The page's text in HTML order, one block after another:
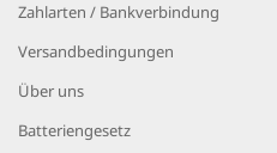
Zahlarten / Bankverbindung
Versandbedingungen
Über uns
Batteriengesetz